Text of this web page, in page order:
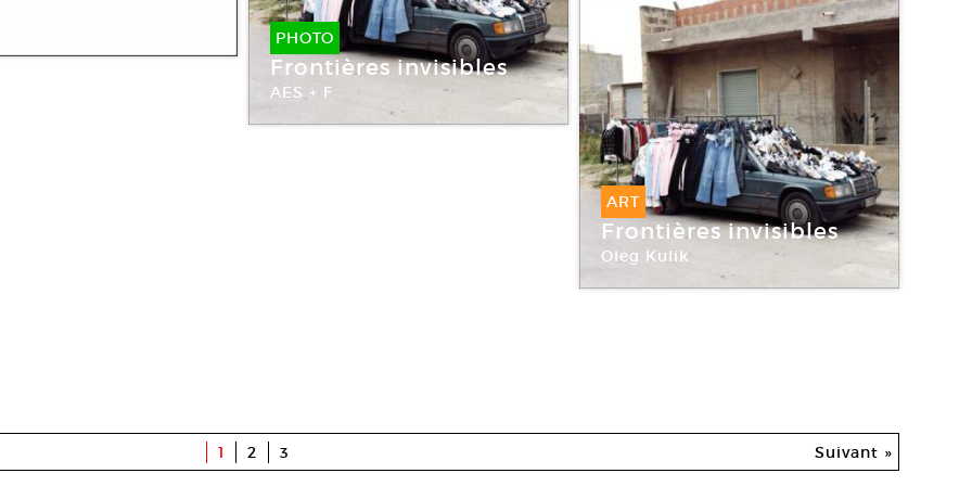
PHOTO
Frontières invisibles
AES + F
ART
Frontières invisibles
Oleg Kulik
1 2 3 Suivant »